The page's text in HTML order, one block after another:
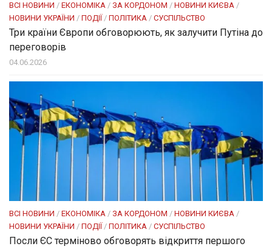
ВСІ НОВИНИ / ЕКОНОМІКА / ЗА КОРДОНОМ / НОВИНИ КИЄВА /
НОВИНИ УКРАЇНИ / ПОДІЇ / ПОЛІТИКА / СУСПІЛЬСТВО
Три країни Європи обговорюють, як залучити Путіна до
переговорів
04.06.2026
ВСІ НОВИНИ / ЕКОНОМІКА / ЗА КОРДОНОМ / НОВИНИ КИЄВА /
НОВИНИ УКРАЇНИ / ПОДІЇ / ПОЛІТИКА / СУСПІЛЬСТВО
Посли ЄC терміново обговорять відкриття першого